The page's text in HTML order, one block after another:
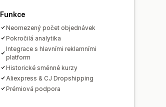
Funkce
Neomezený počet objednávek
Pokročilá analytika
Integrace s hlavními reklamními
platform
Historické směnné kurzy
Aliexpress & CJ Dropshipping
Prémiová podpora